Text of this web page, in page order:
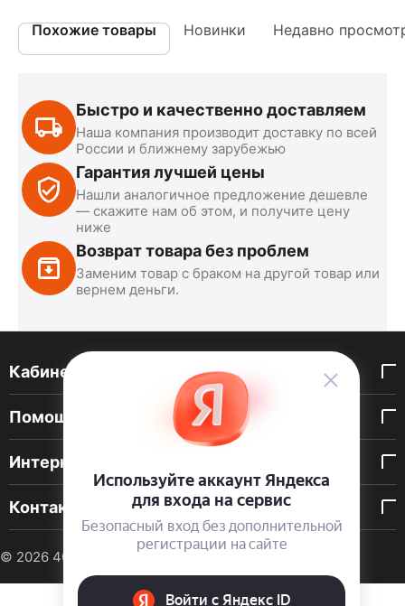
Похожие товары Новинки Недавно
Быстро и качественно доставляем
Наша компания производит доставку по всей
России и ближнему зарубежью
Гарантия лучшей цены
Нашли аналогичное предложение дешевле
— скажите нам об этом, и получите цену
ниже
Возврат товара без проблем
Заменим товар с браком на другой товар или
вернем деньги.
Кабинет покупателя
Помощь покупателю
Интернет-магазин
Контакты
© 2026 40 DEN. Интернет-магазин